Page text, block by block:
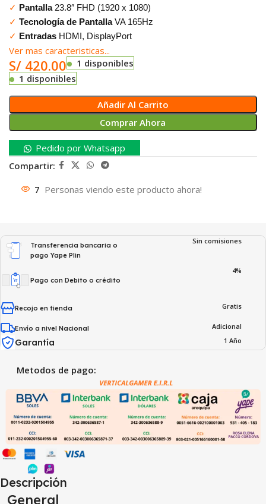
✓ Pantalla23.8″ FHD (1920 x 1080)
✓ Tecnología de PantallaVA 165Hz
✓ Entradas HDMI, DisplayPort
Ver mas caracteristicas...
S/ 420.00
1 disponibles
1 disponibles
Añadir Al Carrito
Comprar Ahora
Pedido por Whatsapp
Compartir:
7 Personas viendo este producto ahora!
Transferencia bancaria o
pago Yape Plin
Sin comisiones
Pago con Debito o crédito
4%
Recojo en tienda Gratis
Envío a nivel Nacional Adicional
Garantía 1 Año
Metodos de pago:
Descripción
General